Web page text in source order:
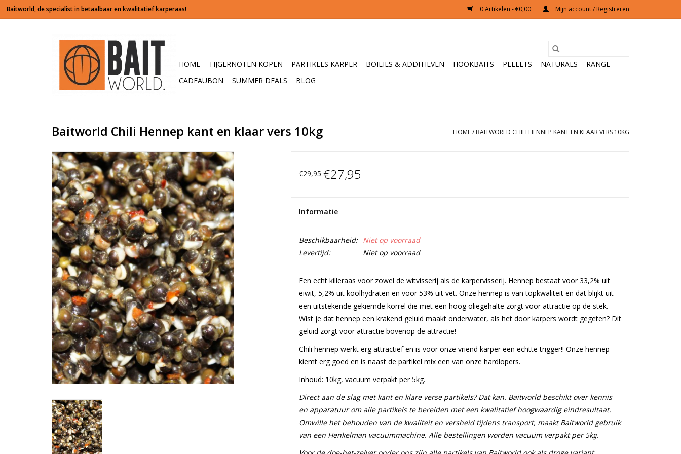
0 Artikelen - €0,00 Mijn account / Registreren
HOME TIJGERNOTEN KOPEN PARTIKELS KARPER BOILIES & ADDITIEVEN HOOKBAITS PELLETS NATURALS
RANGE
CADEAUBON
SUMMER DEALS BLOG
Baitworld Chili Hennep kant en klaar vers 10kg HOME/ BAITWORLD CHILI HENNEP KANT EN KLAAR VERS 10KG
€29,95 €27,95
Informatie
Beschikbaarheid:
Niet op voorraad
Levertijd:
Niet op voorraad
Een echt killeraas voor zowel de witvisserij als de karpervisserij. Hennep bestaat voor 33,2% uit
eiwit, 5,2% uit koolhydraten en voor 53% uit vet. Onze hennep is van topkwaliteit en dat blijkt uit
een uitstekende gekiemde korrel die met een hoog oliegehalte zorgt voor attractie op de stek.
Wist je dat hennep een krakend geluid maakt onderwater, als het door karpers wordt gegeten? Dit
geluid zorgt voor attractie bovenop de attractie!
Chili hennep werkt erg attractief en is voor onze vriend karper een echtte trigger!! Onze hennep
kiemt erg goed en is naast de partikel mix een van onze hardlopers.
Inhoud: 10kg, vacuüm verpakt per 5kg.
Direct aan de slag met kant en klare verse partikels? Dat kan. Baitworld beschikt over kennis
en apparatuur om alle partikels te bereiden met een kwalitatief hoogwaardig eindresultaat.
Omwille het behouden van de kwaliteit en versheid tijdens transport, maakt Baitworld gebruik
van een Henkelman vacuümmachine. Alle bestellingen worden vacuüm verpakt per 5kg.